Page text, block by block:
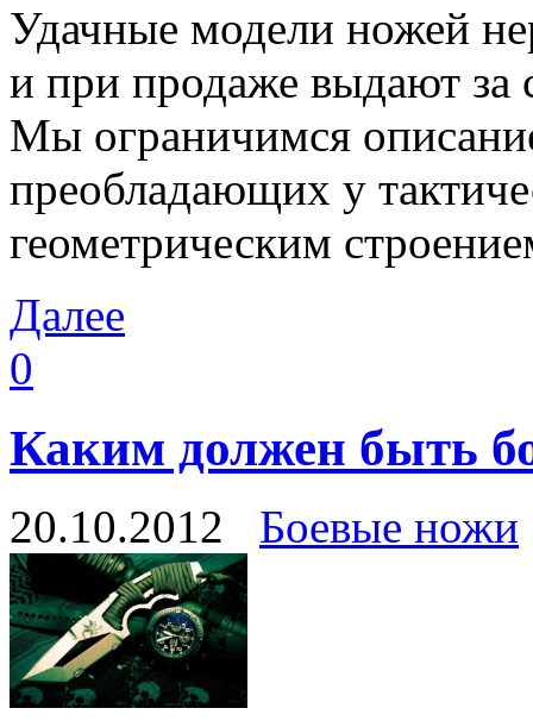
Удачные модели ножей
и при продаже выдают
Мы ограничимся
преобладающих у
геометрическим
Далее
0
Каким должен быть
20.10.2012 Боевые ножи